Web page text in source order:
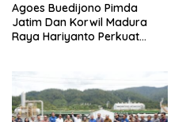
Agoes Buedijono Pimda
Jatim Dan Korwil Madura
Raya Hariyanto Perkuat